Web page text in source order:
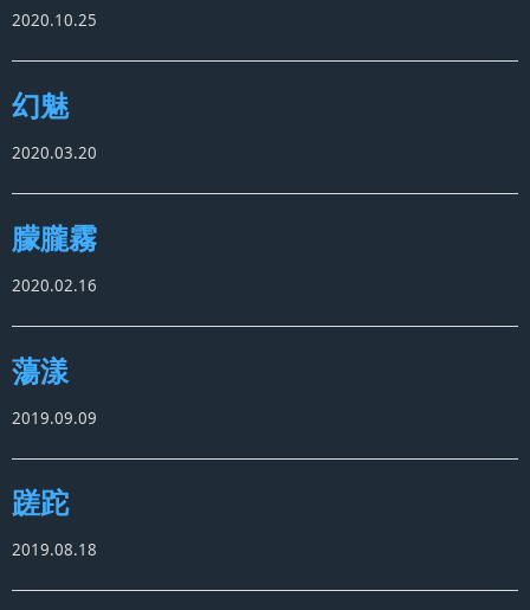
2020.10.25
幻魅
2020.03.20
朦朧霧
2020.02.16
蕩漾
2019.09.09
蹉跎
2019.08.18